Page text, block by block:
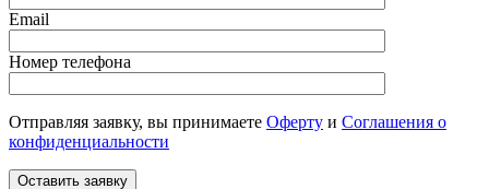
Email
Номер телефона
Отправляя заявку, вы принимаете Оферту и Соглашения о
конфиденциальности